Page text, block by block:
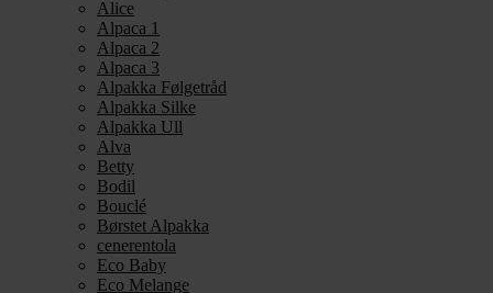
Alice
Alpaca 1
Alpaca 2
Alpaca 3
Alpakka Følgetråd
Alpakka Silke
Alpakka Ull
Alva
Betty
Bodil
Bouclé
Børstet Alpakka
cenerentola
Eco Baby
Eco Melange